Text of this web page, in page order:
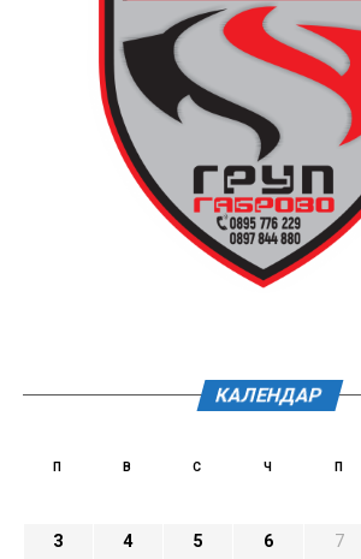
КАЛЕНДАР
П В С Ч П
3
4 5 6 7